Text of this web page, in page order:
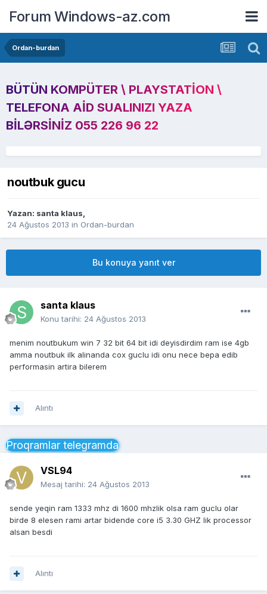
Forum Windows-az.com
Ordan-burdan
BÜTÜN KOMPÜTER \ PLAYSTATION \
TELEFONA AID SUALINIZI YAZA
BILƏRSINIZ 055 226 96 22
noutbuk gucu
Yazan: santa klaus,
24 Ağustos 2013 in Ordan-burdan
Bu konuya yanıt ver
santa klaus
Konu tarihi: 24 Ağustos 2013
menim noutbukum win 7 32 bit 64 bit idi deyisdirdim ram ise 4gb
amma noutbuk ilk alinanda cox guclu idi onu nece bepa edib
performasin artira bilerem
Alıntı
Proqramlar telegramda
VSL94
Mesaj tarihi: 24 Ağustos 2013
sende yeqin ram 1333 mhz di 1600 mhzlik olsa ram guclu olar
birde 8 elesen rami artar bidende core i5 3.30 GHZ lik processor
alsan besdi
Alıntı